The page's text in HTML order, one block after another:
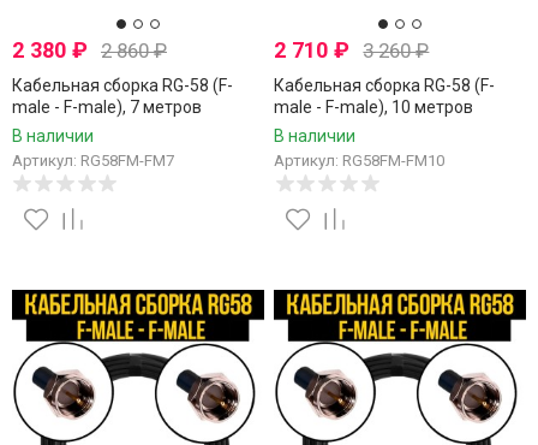
2 380 ₽ 2 860₽
Кабельная сборка RG-58 (F-
male - F-male), 7 метров
В наличии
Артикул: RG58FM-FM7
2 710₽ 3 260₽
Кабельная сборка RG-58 (F-
male - F-male), 10 метров
В наличии
Артикул: RG58FM-FM10